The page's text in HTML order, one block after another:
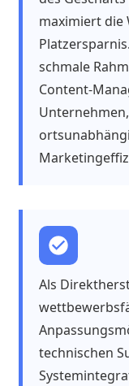
maximiert die
schmale
Content-
Als
technischen